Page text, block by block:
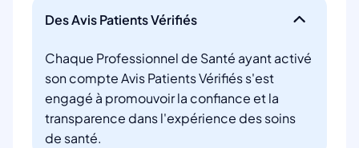
Des Avis Patients Vérifiés
Chaque Professionnel de Santé ayant activé
son compte Avis Patients Vérifiés s'est
engagé à promouvoir la confiance et la
transparence dans l'expérience des soins
de santé.